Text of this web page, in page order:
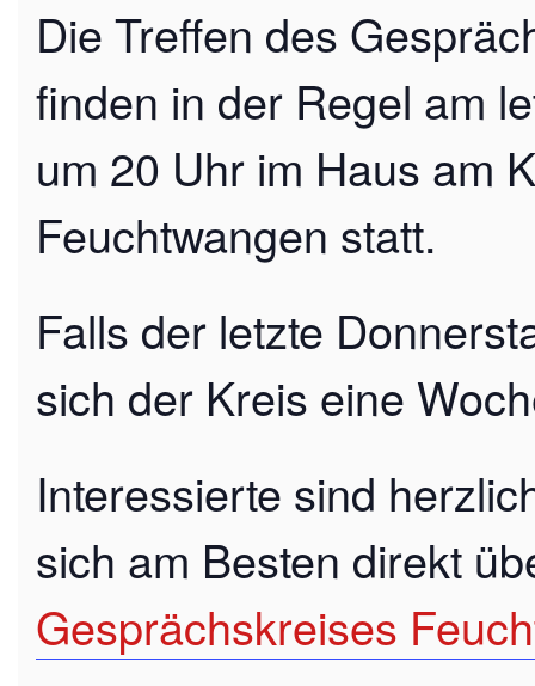
Die Treffen des
finden in der Regel am
um 20 Uhr im Haus am
Feuchtwangen statt.
Falls der letzte
sich der Kreis eine
Interessierte sind
sich am Besten direkt
Gesprächskreises